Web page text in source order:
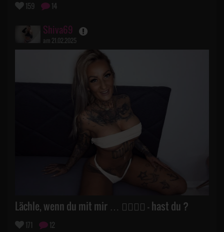
159 14
Shiva69
am 21.02.2025
Lächle, wenn du mit mir … 👉🏽👌🏽 - hast du ?
171 12